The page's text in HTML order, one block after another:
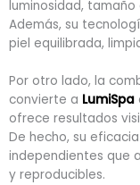
luminosidad,
Además, su
piel equilibrada,
Por otro lado, la
convierte a LumiSpa
ofrece resultados
De hecho, su
independientes que
y reproducibles.